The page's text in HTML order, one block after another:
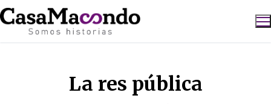
Ir
al
contenido
Buscar:
La res pública